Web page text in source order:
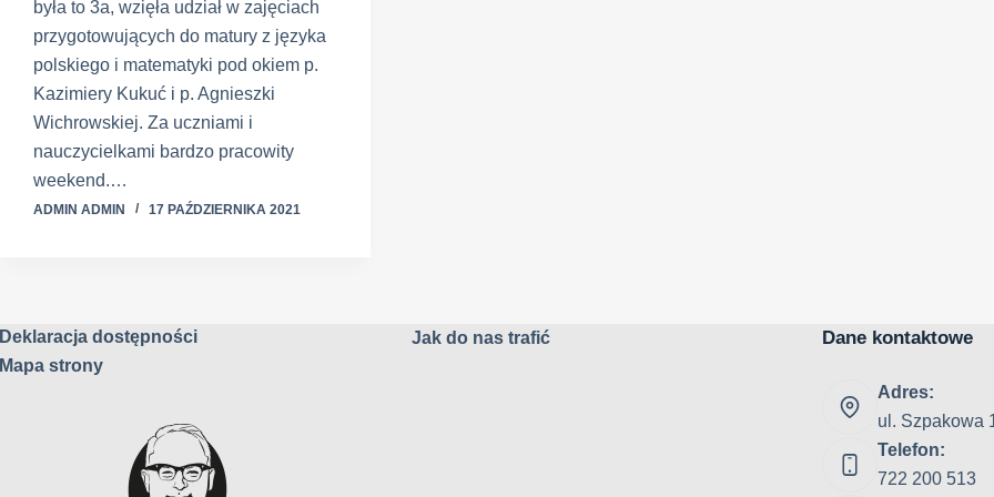
była to 3a, wzięła udział w zajęciach
przygotowujących do matury z języka
polskiego i matematyki pod okiem p.
Kazimiery Kukuć i p. Agnieszki
Wichrowskiej. Za uczniami i
nauczycielkami bardzo pracowity
weekend.…
ADMIN ADMIN 17 PAŹDZIERNIKA 2021
Deklaracja dostępności
Mapa strony
Jak do nas trafić Dane kontaktowe
Adres:
ul. Szpakowa
Telefon:
722 200 513